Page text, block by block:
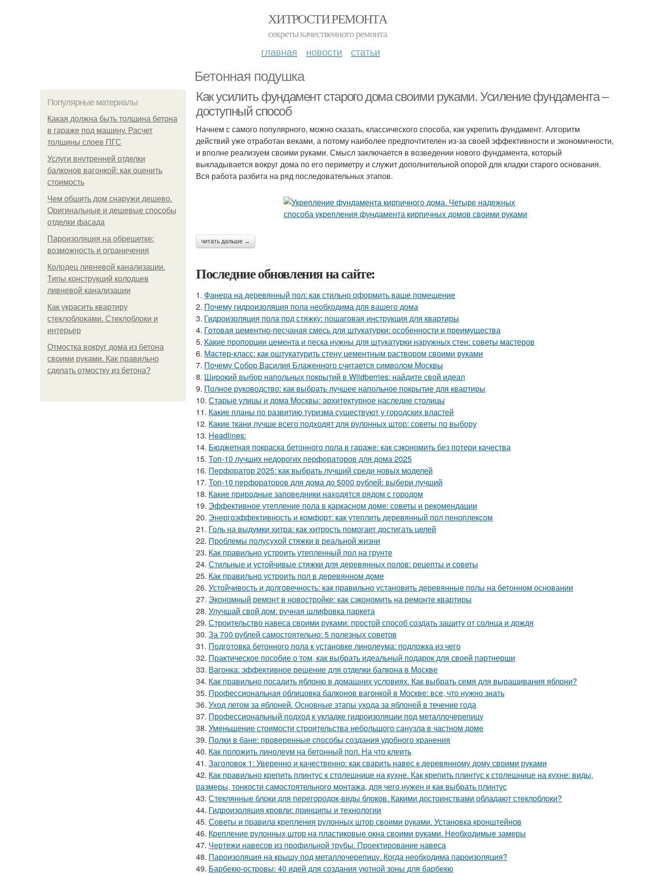
ХИТРОСТИ РЕМОНТА
секреты качественного ремонта
главная новости статьи
Бетонная подушка
Популярные материалы
Какая должна быть толщина бетона
в гараже под машину. Расчет
толщины слоев ПГС
Услуги внутренней отделки
балконов вагонкой: как оценить
стоимость
Чем обшить дом снаружи дешево.
Оригинальные и дешевые способы
отделки фасада
Пароизоляция на обрешетке:
возможность и ограничения
Колодец ливневой канализации.
Типы конструкций колодцев
ливневой канализации
Как украсить квартиру
стеклоблоками. Стеклоблоки и
интерьер
Отмостка вокруг дома из бетона
своими руками. Как правильно
сделать отмостку из бетона?
Как усилить фундамент старого дома своими руками. Усиление фундамента –
доступный способ
Начнем с самого популярного, можно сказать, классического способа, как укрепить фундамент. Алгоритм
действий уже отработан веками, а потому наиболее предпочтителен из-за своей эффективности и экономичности,
и вполне реализуем своими руками. Смысл заключается в возведении нового фундамента, который
выкладывается вокруг дома по его периметру и служит дополнительной опорой для кладки старого основания.
Вся работа разбита на ряд последовательных этапов.
читать дальше →
Последние обновления на сайте:
1. Фанера на деревянный пол: как стильно оформить ваше помещение
2. Почему гидроизоляция пола необходима для вашего дома
3. Гидроизоляция пола под стяжку: пошаговая инструкция для квартиры
4. Готовая цементно-песчаная смесь для штукатурки: особенности и преимущества
5. Какие пропорции цемента и песка нужны для штукатурки наружных стен: советы мастеров
6. Мастер-класс: как оштукатурить стену цементным раствором своими руками
7. Почему Собор Василия Блаженного считается символом Москвы
8. Широкий выбор напольных покрытий в Wildberries: найдите свой идеал
9. Полное руководство: как выбрать лучшее напольное покрытие для квартиры
10. Старые улицы и дома Москвы: архитектурное наследие столицы
11. Какие планы по развитию туризма существуют у городских властей
12. Какие ткани лучше всего подходят для рулонных штор: советы по выбору
13. Headlines:
14. Бюджетная покраска бетонного пола в гараже: как сэкономить без потери качества
15. Топ-10 лучших недорогих перфораторов для дома 2025
16. Перфоратор 2025: как выбрать лучший среди новых моделей
17. Топ-10 перфораторов для дома до 5000 рублей: выбери лучший
18. Какие природные заповедники находятся рядом с городом
19. Эффективное утепление пола в каркасном доме: советы и рекомендации
20. Энергоэффективность и комфорт: как утеплить деревянный пол пеноплексом
21. Голь на выдумки хитра: как хитрость помогает достигать целей
22. Проблемы полусухой стяжки в реальной жизни
23. Как правильно устроить утепленный пол на грунте
24. Стильные и устойчивые стяжки для деревянных полов: рецепты и советы
25. Как правильно устроить пол в деревянном доме
26. Устойчивость и долговечность: как правильно установить деревянные полы на бетонном основании
27. Экономный ремонт в новостройке: как сэкономить на ремонте квартиры
28. Улучшай свой дом: ручная шлифовка паркета
29. Строительство навеса своими руками: простой способ создать защиту от солнца и дождя
30. За 700 рублей самостоятельно: 5 полезных советов
31. Подготовка бетонного пола к установке линолеума: подложка из чего
32. Практическое пособие о том, как выбрать идеальный подарок для своей партнерши
33. Вагонка: эффективное решение для отделки балкона в Москве
34. Как правильно посадить яблоню в домашних условиях. Как выбрать семя для выращивания яблони?
35. Профессиональная облицовка балконов вагонкой в Москве: все, что нужно знать
36. Уход летом за яблоней. Основные этапы ухода за яблоней в течение года
37. Профессиональный подход к укладке гидроизоляции под металлочерепицу
38. Уменьшение стоимости строительства небольшого санузла в частном доме
39. Полки в бане: проверенные способы создания удобного хранения
40. Как положить линолеум на бетонный пол. На что клеить
41. Заголовок 1: Уверенно и качественно: как сварить навес к деревянному дому своими руками
42. Как правильно крепить плинтус к столешнице на кухне. Как крепить плинтус к столешнице на кухне: виды,
размеры, тонкости самостоятельного монтажа, для чего нужен и как выбрать плинтус
43. Стеклянные блоки для перегородок-виды блоков. Какими достоинствами обладают стеклоблоки?
44. Гидроизоляция кровли: принципы и технологии
45. Советы и правила крепления рулонных штор своими руками. Установка кронштейнов
46. Крепление рулонных штор на пластиковые окна своими руками. Необходимые замеры
47. Чертежи навесов из профильной трубы. Проектирование навеса
48. Пароизоляция на крышу под металлочерепицу. Когда необходима пароизоляция?
49. Барбекю-островы: 40 идей для создания уютной зоны для барбекю